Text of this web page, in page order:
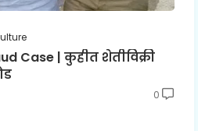
Case | कुहीत शेतीविक्री
0